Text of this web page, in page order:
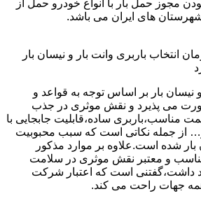
مجوز حمل بار با انواع خودرو حمل از
شهرستان های ایران می باشد.
انتخاب باربری وانت بار و نیسان بار
و نیسان بار بر اساس توجه به قواعد و
می پذیرد و نقش موثری در جذب
مناسب،باربری ساده،قابلیت جابجایی با
از جمله نکاتی است که سبب محبوبیت
بار شده است.علاوه بر موارد مذکور
و معتبر نقش موثری در سلامت
داشت،گفتنی است که اعتبار شرکت
جهات راحت می کند.